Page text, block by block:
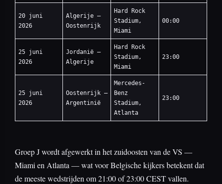
20 juni
2026
Algerije —
Oostenrijk
Hard Rock
Stadium,
Miami
00:00
25 juni
2026
Jordanië —
Algerije
Hard Rock
Stadium,
Miami
23:00
25 juni
2026
Oostenrijk —
Argentinië
Mercedes-
Benz
Stadium,
Atlanta
23:00
Groep J wordt afgewerkt in het zuidoosten van de VS —
Miami en Atlanta — wat voor Belgische kijkers betekent dat
de meeste wedstrijden om 21:00 of 23:00 CEST vallen.